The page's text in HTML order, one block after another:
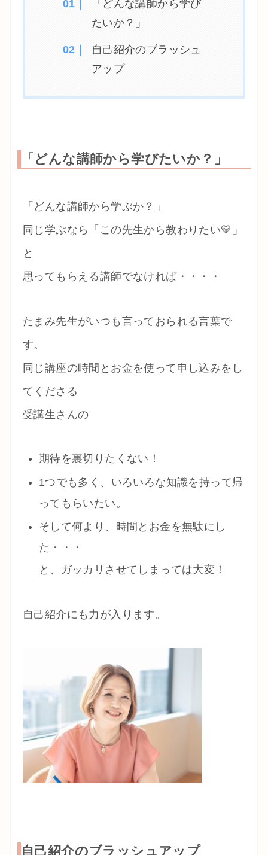
「どんな講師から学び
たいか？」
自己紹介のブラッシュ
アップ
「どんな講師から学びたいか？」
「どんな講師から学ぶか？」
同じ学ぶなら「この先生から教わりたい💛」
と
思ってもらえる講師でなければ・・・・
たまみ先生がいつも言っておられる言葉で
す。
同じ講座の時間とお金を使って申し込みをし
てくださる
受講生さんの
期待を裏切りたくない！
1つでも多く、いろいろな知識を持って帰
ってもらいたい。
そして何より、時間とお金を無駄にし
た・・・
と、ガッカリさせてしまっては大変！
自己紹介にも力が入ります。
自己紹介のブラッシュアップ